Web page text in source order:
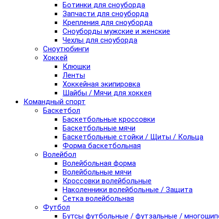
Ботинки для сноуборда
Запчасти для сноуборда
Крепления для сноуборда
Сноуборды мужские и женские
Чехлы для сноуборда
Сноутюбинги
Хоккей
Клюшки
Ленты
Хоккейная экипировка
Шайбы / Мячи для хоккея
Командный спорт
Баскетбол
Баскетбольные кроссовки
Баскетбольные мячи
Баскетбольные стойки / Щиты / Кольца
Форма баскетбольная
Волейбол
Волейбольная форма
Волейбольные мячи
Кроссовки волейбольные
Наколенники волейбольные / Защита
Сетка волейбольная
Футбол
Бутсы футбольные / футзальные /